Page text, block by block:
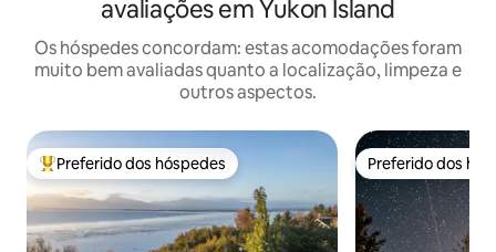
avaliações em Yukon Island
Os hóspedes concordam: estas acomodações foram
muito bem avaliadas quanto a localização, limpeza e
outros aspectos.
Entre os melhores preferidos dos hóspedes
Preferido dos hóspedes Preferido dos
Preferido dos